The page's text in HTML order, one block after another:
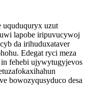
uquduquryx uzut
lapobe iripuvucywoj
da irihuduxataver
Edegat ryci meza
fehebi ujywytugyjevos
bowozyqusyduco desa